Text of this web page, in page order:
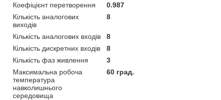
Коефіцієнт перетворення
0.987
Кількість аналогових
виходів
8
Кількість аналогових входів
8
Кількість дискретних входів
8
Кількість фаз живлення
3
Максимальна робоча
температура
навколишнього
середовища
60 град.